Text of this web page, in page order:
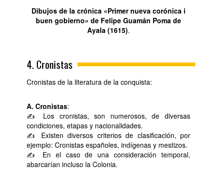
Dibujos de la crónica «Primer nueva corónica i
buen gobierno» de Felipe Guamán Poma de
Ayala (1615).
4. Cronistas
Cronistas de la literatura de la conquista:
A. Cronistas:
✍ Los cronistas, son numerosos, de diversas
condiciones, etapas y nacionalidades.
✍ Existen diversos criterios de clasificación, por
ejemplo: Cronistas españoles, indígenas y mestizos.
✍ En el caso de una consideración temporal,
abarcarían incluso la Colonia.